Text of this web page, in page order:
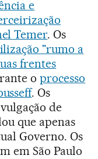
e
Temer. Os
"rumo a
frentes
oprocesso
. Os
de
que apenas
Governo. Os
em São Paulo